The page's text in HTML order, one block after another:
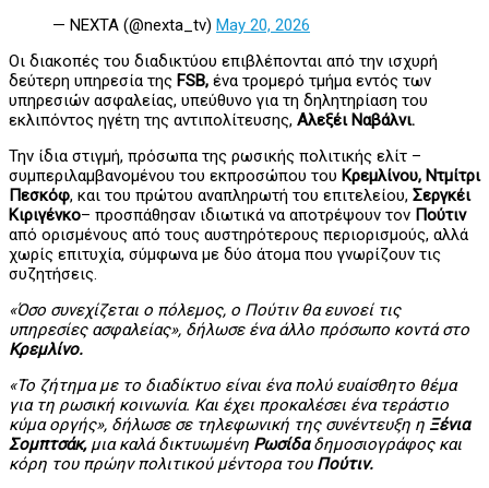
— NEXTA (@nexta_tv) May 20, 2026
Οι διακοπές του διαδικτύου επιβλέπονται από την ισχυρή
δεύτερη υπηρεσία της FSB, ένα τρομερό τμήμα εντός των
υπηρεσιών ασφαλείας, υπεύθυνο για τη δηλητηρίαση του
εκλιπόντος ηγέτη της αντιπολίτευσης, Αλεξέι Ναβάλνι.
Την ίδια στιγμή, πρόσωπα της ρωσικής πολιτικής ελίτ –
συμπεριλαμβανομένου του εκπροσώπου του Κρεμλίνου, Ντμίτρι
Πεσκόφ, και του πρώτου αναπληρωτή του επιτελείου, Σεργκέι
Κιριγένκο– προσπάθησαν ιδιωτικά να αποτρέψουν τον Πούτιν
από ορισμένους από τους αυστηρότερους περιορισμούς, αλλά
χωρίς επιτυχία, σύμφωνα με δύο άτομα που γνωρίζουν τις
συζητήσεις.
«Όσο συνεχίζεται ο πόλεμος, ο Πούτιν θα ευνοεί τις
υπηρεσίες ασφαλείας», δήλωσε ένα άλλο πρόσωπο κοντά στο
Κρεμλίνο.
«Το ζήτημα με το διαδίκτυο είναι ένα πολύ ευαίσθητο θέμα
για τη ρωσική κοινωνία. Και έχει προκαλέσει ένα τεράστιο
κύμα οργής», δήλωσε σε τηλεφωνική της συνέντευξη η Ξένια
Σομπτσάκ,μια καλά δικτυωμένη Ρωσίδαδημοσιογράφος και
κόρη του πρώην πολιτικού μέντορα του Πούτιν.